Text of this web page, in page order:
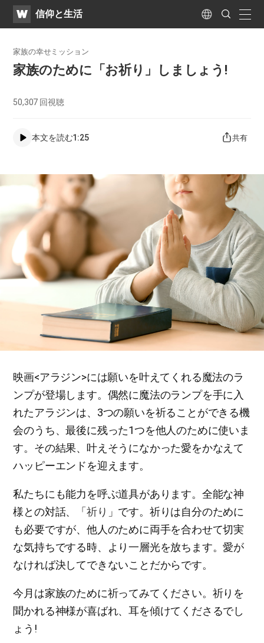
WATV​信仰と生活 Language
Search
Submit
家族の幸せミッション
家族のために「お祈り」しましょう!
50,307 回視聴
本文を読む1:25 共有
映画<アラジン>には願いを叶えてくれる魔法のラ
ンプが登場します。偶然に魔法のランプを手に入
れたアラジンは、3つの願いを祈ることができる機
会のうち、最後に残った1つを他人のために使いま
す。その結果、叶えそうになかった愛をかなえて
ハッピーエンドを迎えます。
私たちにも能力を呼ぶ道具があります。全能な神
様との対話、「祈り 」です。祈りは自分のために
も必要ですが、他人のために両手を合わせて切実
な気持ちでする時、より一層光を放ちます。愛が
なければ決してできないことだからです。
今月は家族のために祈ってみてください。祈りを
聞かれる神様が喜ばれ、耳を傾けてくださるでし
ょう!